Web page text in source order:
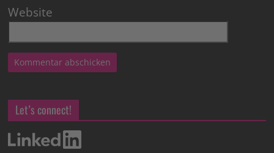
Website
Let’s connect!